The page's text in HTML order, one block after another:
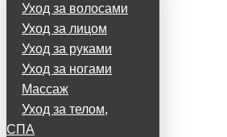
Уход за волосами
Уход за лицом
Уход за руками
Уход за ногами
Массаж
Уход за телом,
СПА